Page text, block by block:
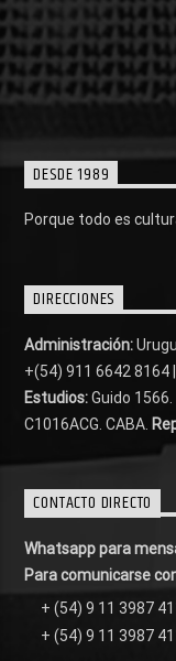
DESDE 1989
Porque todo es
DIRECCIONES
Administración:
+(54) 911 6642 8164 |
Estudios:Guido 1566.
C1016ACG . CABA.
CONTACTO DIRECTO
Whatsapp para
Para comunicarse
+ (54) 9 11 3987
+ (54) 9 11 3987